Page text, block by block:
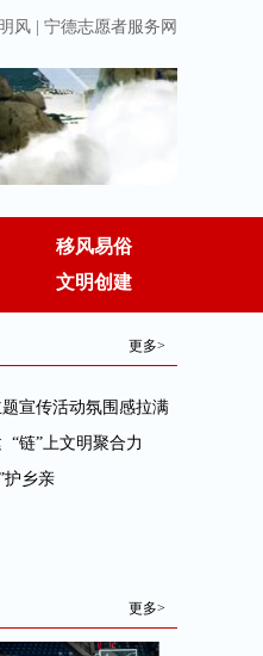
风 宁德志愿者服务网
移风易俗
文明创建
更多>
宣传活动氛围感拉满
“链”上文明聚合力
护乡亲
更多>